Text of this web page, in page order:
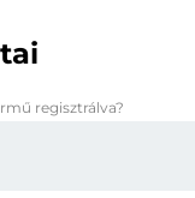
regisztrálva?